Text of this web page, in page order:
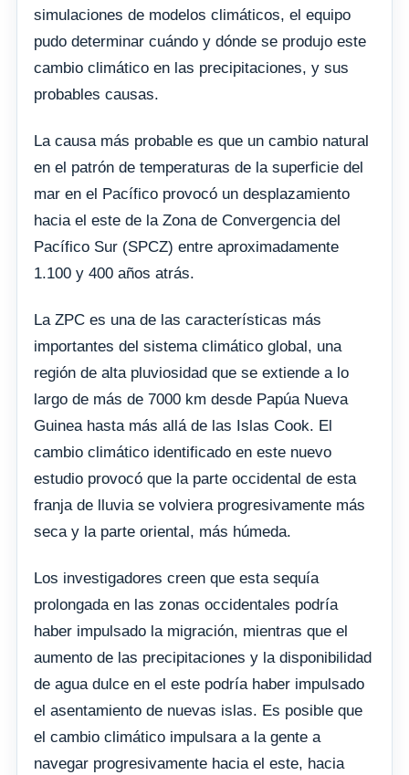
simulaciones de modelos climáticos, el equipo
pudo determinar cuándo y dónde se produjo este
cambio climático en las precipitaciones, y sus
probables causas.
La causa más probable es que un cambio natural
en el patrón de temperaturas de la superficie del
mar en el Pacífico provocó un desplazamiento
hacia el este de la Zona de Convergencia del
Pacífico Sur (SPCZ) entre aproximadamente
1.100 y 400 años atrás.
La ZPC es una de las características más
importantes del sistema climático global, una
región de alta pluviosidad que se extiende a lo
largo de más de 7000 km desde Papúa Nueva
Guinea hasta más allá de las Islas Cook. El
cambio climático identificado en este nuevo
estudio provocó que la parte occidental de esta
franja de lluvia se volviera progresivamente más
seca y la parte oriental, más húmeda.
Los investigadores creen que esta sequía
prolongada en las zonas occidentales podría
haber impulsado la migración, mientras que el
aumento de las precipitaciones y la disponibilidad
de agua dulce en el este podría haber impulsado
el asentamiento de nuevas islas. Es posible que
el cambio climático impulsara a la gente a
navegar progresivamente hacia el este, hacia